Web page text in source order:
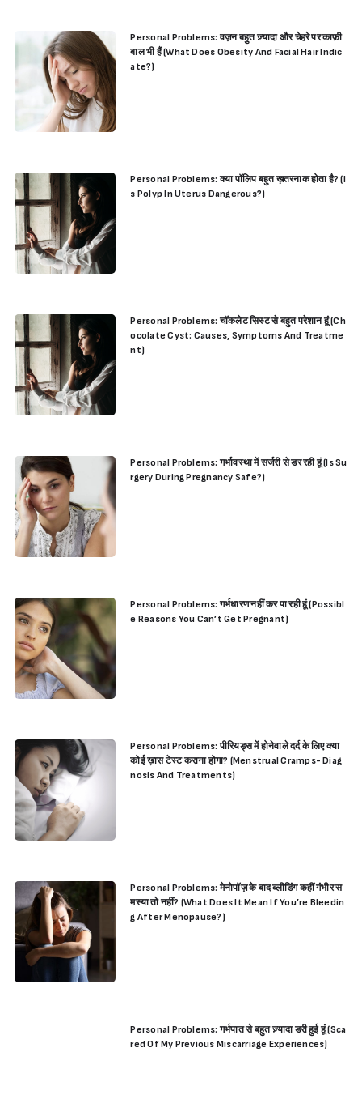
Personal Problems: वज़न बहुत ज़्यादा और चेहरे पर काफ़ी
बाल भी हैं (What Does Obesity And Facial Hair Indic
ate?)
Personal Problems: क्या पॉलिप बहुत ख़तरनाक होता है? (I
s Polyp In Uterus Dangerous?)
Personal Problems: चॉकलेट सिस्ट से बहुत परेशान हूं (Ch
ocolate Cyst: Causes, Symptoms And Treatme
nt)
Personal Problems: गर्भावस्था में सर्जरी से डर रही हूं (Is Su
rgery During Pregnancy Safe?)
Personal Problems: गर्भधारण नहीं कर पा रही हूं (Possibl
e Reasons You Can’t Get Pregnant)
Personal Problems: पीरियड्स में होनेवाले दर्द के लिए क्या
कोई ख़ास टेस्ट कराना होगा? (Menstrual Cramps- Diag
nosis And Treatments)
Personal Problems: मेनोपॉज़ के बाद ब्लीडिंग कहीं गंभीर स
मस्या तो नहीं? (What Does It Mean If You’re Bleedin
g After Menopause?)
Personal Problems: गर्भपात से बहुत ज़्यादा डरी हुई हूं (Sca
red Of My Previous Miscarriage Experiences)